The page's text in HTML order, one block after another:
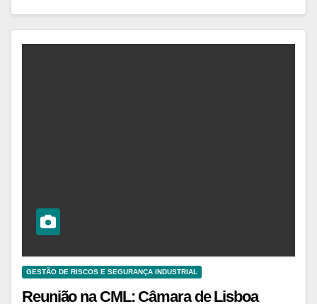
GESTÃO DE RISCOS E SEGURANÇA INDUSTRIAL
Reunião na CML: Câmara de Lisboa